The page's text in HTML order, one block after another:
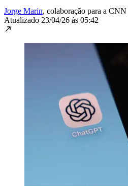
Jorge Marin, colaboração para a
Atualizado 23/04/26 às 05:42